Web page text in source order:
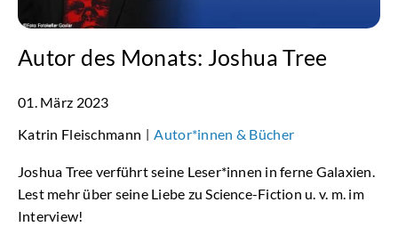
Autor des Monats: Joshua Tree
01. März 2023
Katrin Fleischmann | Autor*innen & Bücher
Joshua Tree verführt seine Leser*innen in ferne Galaxien.
Lest mehr über seine Liebe zu Science-Fiction u. v. m. im
Interview!